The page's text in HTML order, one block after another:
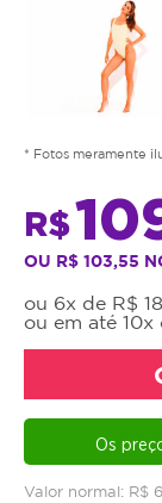
* Fotos meramente
Valor normal: R$
R$
OU R$ 103,55
ou 6x de R$
ou em até 10x
Os